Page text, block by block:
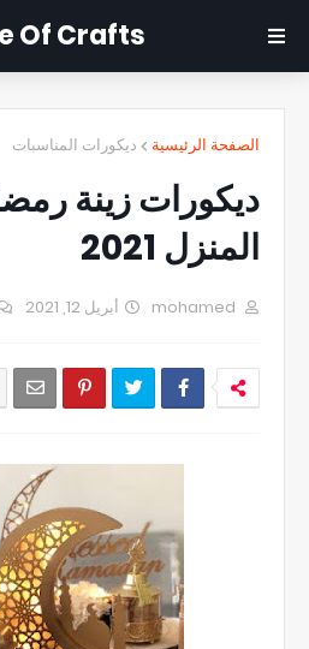
Of Crafts
الصفحة الرئيسية ديكورات المناسبات
ديكورات زينة
المنزل 2021
أبريل 12, 2021